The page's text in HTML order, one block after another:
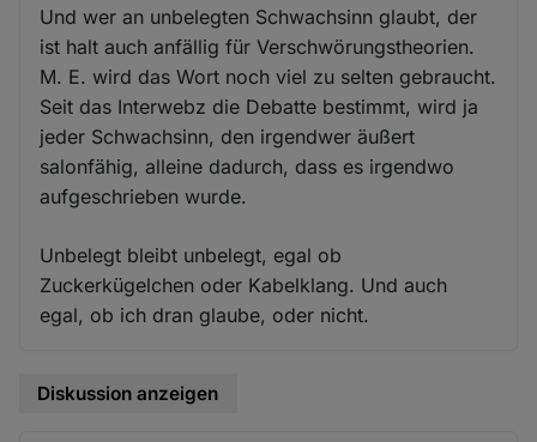
Und wer an unbelegten Schwachsinn glaubt, der
ist halt auch anfällig für Verschwörungstheorien.
M. E. wird das Wort noch viel zu selten gebraucht.
Seit das Interwebz die Debatte bestimmt, wird ja
jeder Schwachsinn, den irgendwer äußert
salonfähig, alleine dadurch, dass es irgendwo
aufgeschrieben wurde.
Unbelegt bleibt unbelegt, egal ob
Zuckerkügelchen oder Kabelklang. Und auch
egal, ob ich dran glaube, oder nicht.
Diskussion anzeigen